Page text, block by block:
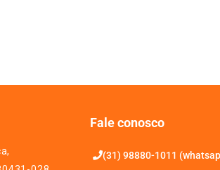
Fale conosco
(31) 98880-1011